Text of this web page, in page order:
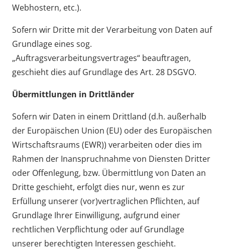
Webhostern, etc.).
Sofern wir Dritte mit der Verarbeitung von Daten auf
Grundlage eines sog.
„Auftragsverarbeitungsvertrages“ beauftragen,
geschieht dies auf Grundlage des Art. 28 DSGVO.
Übermittlungen in Drittländer
Sofern wir Daten in einem Drittland (d.h. außerhalb
der Europäischen Union (EU) oder des Europäischen
Wirtschaftsraums (EWR)) verarbeiten oder dies im
Rahmen der Inanspruchnahme von Diensten Dritter
oder Offenlegung, bzw. Übermittlung von Daten an
Dritte geschieht, erfolgt dies nur, wenn es zur
Erfüllung unserer (vor)vertraglichen Pflichten, auf
Grundlage Ihrer Einwilligung, aufgrund einer
rechtlichen Verpflichtung oder auf Grundlage
unserer berechtigten Interessen geschieht.